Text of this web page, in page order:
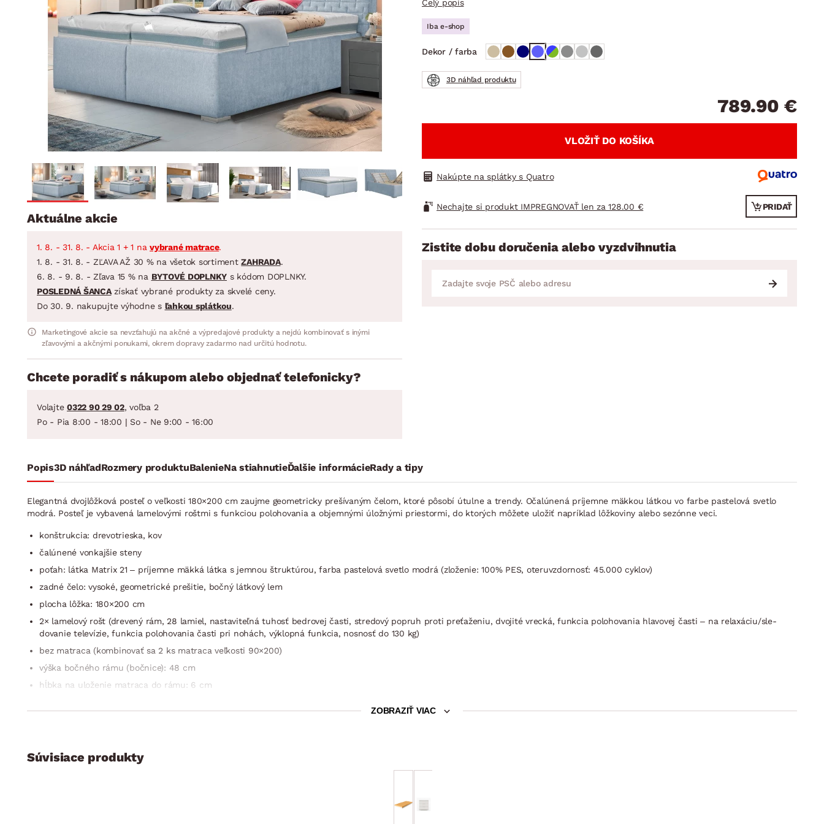
Detská izba
Predsieň, šatník a chodba
Kúpeľňa
Domácnosť
BYTOVÝ TEXTIL
Prikrývky
Koberce
Závesy a žalúzie
STOLOVANIE A VARENIE
Jedálenský servis
Príbory
Zobrazit vše
DOMÁCE SPOTREBIČE
VEĽKÁ NOC
Kúpeľňové zostavy
Jedálenské zostavy
Záhradné zostavy
Celý popis
Iba e-shop
Dekor / farba
3D náhľad produktu
789.90 €
VLOŽIŤ DO KOŠÍKA
Nakúpte na splátky s Quatro
Nechajte si produkt IMPREGNOVAŤ len za 128.00 € PRIDAŤ
Zistite dobu doručenia alebo vyzdvihnutia
Aktuálne akcie
1. 8. - 31. 8. - Akcia 1 + 1 na vybrané matrace.
1. 8. - 31. 8. - ZĽAVA AŽ 30 % na všetok sortimentZAHRADA.
6. 8. - 9. 8. - Zľava 15 % na BYTOVÉ DOPLNKY s kódom DOPLNKY.
POSLEDNÁ ŠANCAzískať vybrané produkty za skvelé ceny.
Do 30. 9. nakupujte výhodne s ľahkou splátkou.
Marketingové akcie sa nevzťahujú na akčné a výpredajové produkty a nejdú kombinovať s inými
zľavovými a akčnými ponukami, okrem dopravy zadarmo nad určitú hodnotu.
Chcete poradiť s nákupom alebo objednať telefonicky?
Volajte 0322 90 29 02, voľba 2
Po - Pia 8:00 - 18:00 | So - Ne 9:00 - 16:00
Popis3D náhľadRozmery produktuBalenieNa stiahnutieĎalšie informácieRady a tipy
Elegantná dvojlôžková posteľ o veľkosti 180×200 cm zaujme geometricky prešívaným čelom, ktoré pôsobí útulne a trendy. Očalúnená príjemne mäkkou látkou vo farbe pastelová svetlo
modrá. Posteľ je vybavená lamelovými roštmi s funkciou polohovania a objemnými úložnými priestormi, do ktorých môžete uložiť napríklad lôžkoviny alebo sezónne veci.
konštrukcia: drevotrieska, kov
čalúnené vonkajšie steny
poťah: látka Matrix 21 – príjemne mäkká látka s jemnou štruktúrou, farba pastelová svetlo modrá (zloženie: 100% PES, oteruvzdornosť: 45.000 cyklov)
zadné čelo: vysoké, geometrické prešitie, bočný látkový lem
plocha lôžka: 180×200 cm
2× lamelový rošt (drevený rám, 28 lamiel, nastaviteľná tuhosť bedrovej časti, stredový popruh proti preťaženiu, dvojité vrecká, funkcia polohovania hlavovej časti – na relaxáciu/sle­
dovanie televízie, funkcia polohovania časti pri nohách, výklopná funkcia, nosnosť do 130 kg)
bez matraca (kombinovať sa 2 ks matraca veľkosti 90×200)
výška bočného rámu (bočnice): 48 cm
hĺbka na uloženie matraca do rámu: 6 cm
bez vyobrazených vankúšikov
ZOBRAZIŤ VIAC
Súvisiace produkty